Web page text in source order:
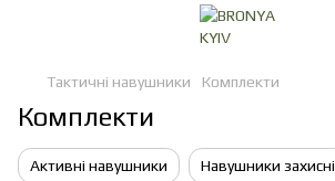
Тактичні навушники Комплекти
Комплекти
Активні навушники Навушники захисні